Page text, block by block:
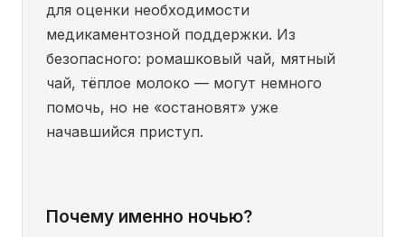
для оценки необходимости
медикаментозной поддержки. Из
безопасного: ромашковый чай, мятный
чай, тёплое молоко — могут немного
помочь, но не «остановят» уже
начавшийся приступ.
Почему именно ночью?